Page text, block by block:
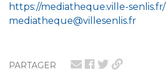
PARTAGER
https://mediatheque.ville-senlis.fr/
mediatheque@villesenlis.fr